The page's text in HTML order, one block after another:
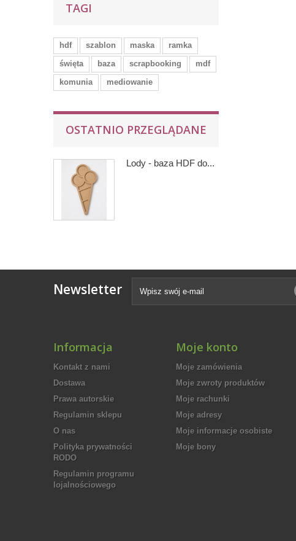
TAGI
hdf szablon maska
ramka
święta
baza scrapbooking
mdf
komunia
mediowanie
OSTATNIO PRZEGLĄDANE
Lody - baza HDF do...
Newsletter
Informacja
Kontakt z nami
Dostawa
Prawa autorskie
Regulamin sklepu
O nas
Polityka prywatności
RODO
Regulamin programu
lojalnościowego
Moje konto
Moje zamówienia
Moje zwroty produktów
Moje rachunki
Moje adresy
Moje informacje osobiste
Moje bony